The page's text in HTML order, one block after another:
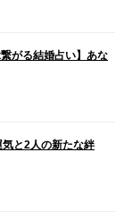
がる結婚占い】あな
と2人の新たな絆